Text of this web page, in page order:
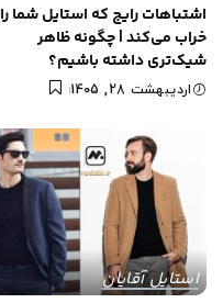
اشتباهات رایج که استایل شما را
خراب می‌کند | چگونه ظاهر
شیک‌تری داشته باشیم؟
اردیبهشت 28, 1405
استایل آقایان